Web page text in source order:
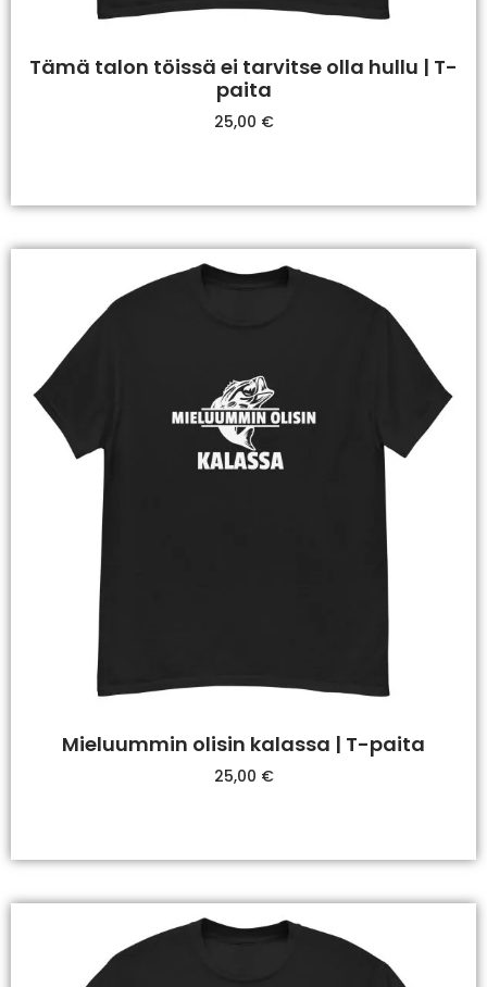
Tämä talon töissä ei tarvitse olla hullu | T-
paita
25,00 €
Mieluummin olisin kalassa | T-paita
25,00 €